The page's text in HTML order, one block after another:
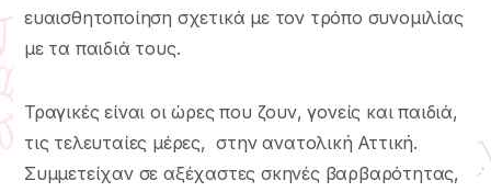
ευαισθητοποίηση σχετικά με τον τρόπο συνομιλίας
με τα παιδιά τους.
Τραγικές είναι οι ώρες που ζουν, γονείς και παιδιά,
τις τελευταίες μέρες, στην ανατολική Αττική.
Συμμετείχαν σε αξέχαστες σκηνές βαρβαρότητας,